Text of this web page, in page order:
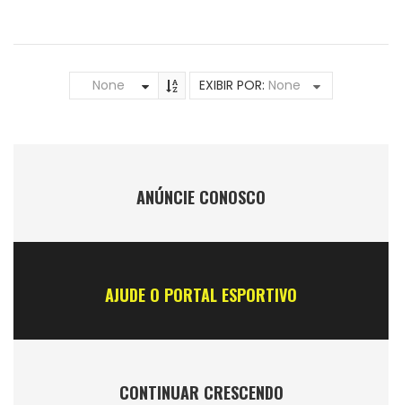
None EXIBIR POR: None
ANÚNCIE CONOSCO
AJUDE O PORTAL ESPORTIVO
CONTINUAR CRESCENDO